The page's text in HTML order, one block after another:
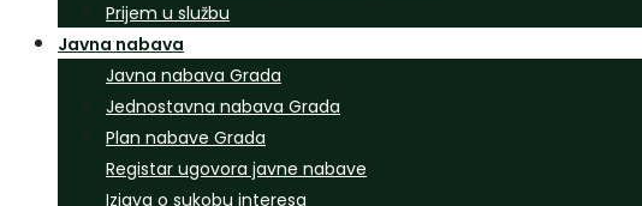
Prijem u službu
Javna nabava
Javna nabava Grada
Jednostavna nabava Grada
Plan nabave Grada
Registar ugovora javne nabave
Izjava o sukobu interesa